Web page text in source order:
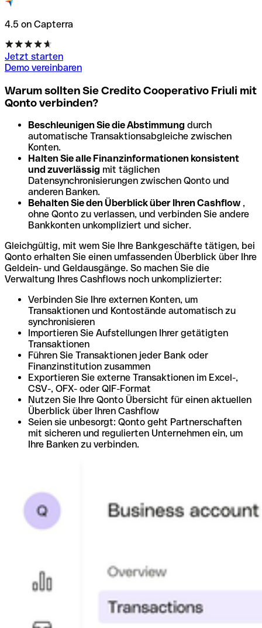
4.5 on Capterra
Jetzt starten
Demo vereinbaren
Warum sollten Sie Credito Cooperativo Friuli mit
Qonto verbinden?
Beschleunigen Sie die Abstimmung durch
automatische Transaktionsabgleiche zwischen
Konten.
Halten Sie alle Finanzinformationen konsistent
und zuverlässig mit täglichen
Datensynchronisierungen zwischen Qonto und
anderen Banken.
Behalten Sie den Überblick über Ihren Cashflow ,
ohne Qonto zu verlassen, und verbinden Sie andere
Bankkonten unkompliziert und sicher.
Gleichgültig, mit wem Sie Ihre Bankgeschäfte tätigen, bei
Qonto erhalten Sie einen umfassenden Überblick über Ihre
Geldein- und Geldausgänge. So machen Sie die
Verwaltung Ihres Cashflows noch unkomplizierter:
Verbinden Sie Ihre externen Konten, um
Transaktionen und Kontostände automatisch zu
synchronisieren
Importieren Sie Aufstellungen Ihrer getätigten
Transaktionen
Führen Sie Transaktionen jeder Bank oder
Finanzinstitution zusammen
Exportieren Sie externe Transaktionen im Excel-,
CSV-, OFX- oder QIF-Format
Nutzen Sie Ihre Qonto Übersicht für einen aktuellen
Überblick über Ihren Cashflow
Seien sie unbesorgt: Qonto geht Partnerschaften
mit sicheren und regulierten Unternehmen ein, um
Ihre Banken zu verbinden.